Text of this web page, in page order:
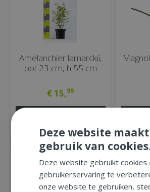
Amelanchier lamarckii,
pot 23 cm, h 55 cm
€15,99
MEER INFORMATIE
Deze website maakt
gebruik van
Deze website gebruikt cookies
gebruikerservaring te
onze website te gebruiken,